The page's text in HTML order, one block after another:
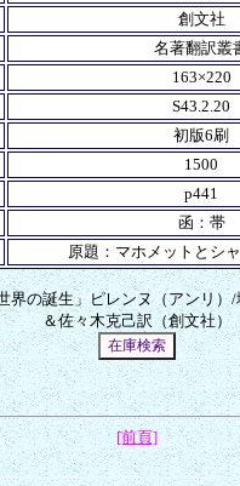
創文社
名著翻訳叢
163×220
S43.2.20
初版6刷
1500
p441
函：帯
原題：マホメットとシ
[前頁]